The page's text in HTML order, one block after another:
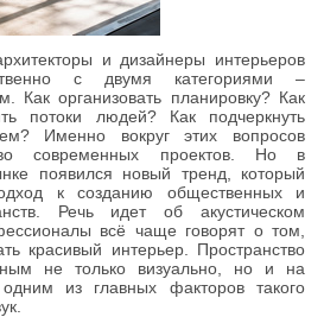
и дизайнеры интерьеров
с двумя категориями –
Как организовать планировку? Как
потоки людей? Как подчеркнуть
Именно вокруг этих вопросов
современных проектов. Но в
появился новый тренд, который
к созданию общественных и
Речь идет об акустическом
всё чаще говорят о том,
красивый интерьер. Пространство
не только визуально, но и на
из главных факторов такого